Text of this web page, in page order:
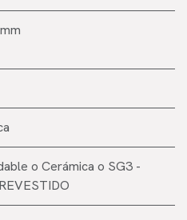
o Cerámica o SG3 -